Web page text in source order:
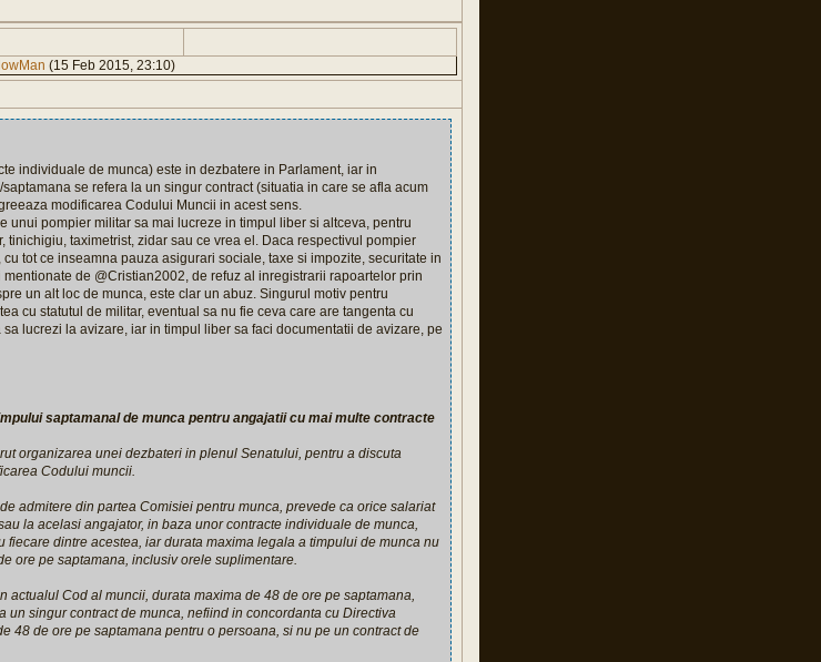
(15 Feb 2015, 23:10)
individuale de munca) este in dezbatere in Parlament, iar in
se refera la un singur contract (situatia in care se afla acum
modificarea Codului Muncii in acest sens.
unui pompier militar sa mai lucreze in timpul liber si altceva, pentru
tinichigiu, taximetrist, zidar sau ce vrea el. Daca respectivul pompier
, cu tot ce inseamna pauza asigurari sociale, taxe si impozite, securitate in
de @Cristian2002, de refuz al inregistrarii rapoartelor prin
un alt loc de munca, este clar un abuz. Singurul motiv pentru
cu statutul de militar, eventual sa nu fie ceva care are tangenta cu
lucrezi la avizare, iar in timpul liber sa faci documentatii de avizare, pe
saptamanal de munca pentru angajatii cu mai multe contracte
organizarea unei dezbateri in plenul Senatului, pentru a discuta
Codului muncii.
admitere din partea Comisiei pentru munca, prevede ca orice salariat
la acelasi angajator, in baza unor contracte individuale de munca,
dintre acestea, iar durata maxima legala a timpului de munca nu
ore pe saptamana, inclusiv orele suplimentare.
actualul Cod al muncii, durata maxima de 48 de ore pe saptamana,
un singur contract de munca, nefiind in concordanta cu Directiva
48 de ore pe saptamana pentru o persoana, si nu pe un contract de